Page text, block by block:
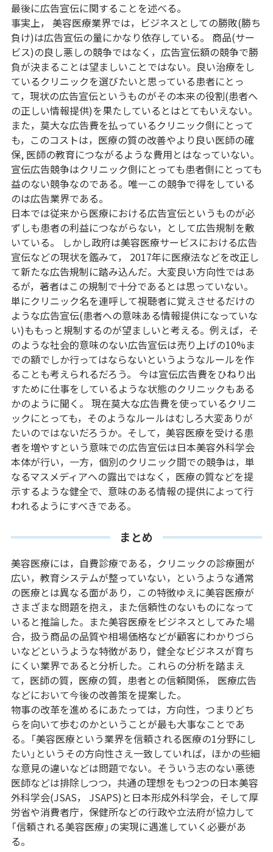
最後に広告宣伝に関することを述べる。
事実上， 美容医療業界では，ビジネスとしての勝敗(勝ち
負け)は広告宣伝の量にかなり依存している。 商品(サー
ビス)の良し悪しの競争ではなく，広告宣伝額の競争で勝
負が決まることは望ましいことではない。良い治療をし
ているクリニックを選びたいと思っている患者にとっ
て，現状の広告宣伝というものがその本来の役割(患者へ
の正しい情報提供)を果たしているとはとてもいえない。
また，莫大な広告費を払っているクリニック側にとって
も，このコストは，医療の質の改善やより良い医師の確
保, 医師の教育につながるような費用とはなっていない。
宣伝広告競争はクリニック側にとっても患者側にとっても
益のない競争なのである。唯一この競争で得をしている
のは広告業界である。
日本では従来から医療における広告宣伝というものが必
ずしも患者の利益につながらない，として広告規制を敷
いている。 しかし政府は美容医療サービスにおける広告
宣伝などの現状を鑑みて， 2017年に医療法などを改正し
て新たな広告規制に踏み込んだ。大変良い方向性ではあ
るが，著者はこの規制で十分であるとは思っていない。
単にクリニック名を連呼して視聴者に覚えさせるだけの
ような広告宣伝(患者への意味ある情報提供になっていな
い)ももっと規制するのが望ましいと考える。例えば，そ
のような社会的意味のない広告宣伝は売り上げの10%ま
での額でしか行ってはならないというようなルールを作
ることも考えられるだろう。 今は宣伝広告費をひねり出
すために仕事をしているような状態のクリニックもある
かのように聞く。 現在莫大な広告費を使っているクリニ
ックにとっても，そのようなルールはむしろ大変ありが
たいのではないだろうか。そして，美容医療を受ける患
者を増やすという意味での広告宣伝は日本美容外科学会
本体が行い，一方，個別のクリニック間での競争は，単
なるマスメディアへの露出ではなく，医療の質などを提
示するような健全で、意味のある情報の提供によって行
われるようにすべきである。
まとめ
美容医療には，自費診療である，クリニックの診療圏が
広い，教育システムが整っていない，というような通常
の医療とは異なる面があり，この特徴ゆえに美容医療が
さまざまな問題を抱え，また信頼性のないものになって
いると推論した。また美容医療をビジネスとしてみた場
合，扱う商品の品質や相場価格などが顧客にわかりづら
いなどというような特徴があり，健全なビジネスが育ち
にくい業界であると分析した。これらの分析を踏まえ
て，医師の質，医療の質，患者との信頼関係， 医療広告
などにおいて今後の改善策を提案した。
物事の改革を進めるにあたっては，方向性，つまりどち
らを向いて歩むのかということが最も大事なことであ
る。「美容医療という業界を信頼される医療の1分野にし
たい」というその方向性さえ一致していれば，ほかの些細
な意見の違いなどは問題でない。そういう志のない悪徳
医師などは排除しつつ，共通の理想をもつ2つの日本美容
外科学会(JSAS， JSAPS)と日本形成外科学会，そして厚
労省や消費者庁，保健所などの行政や立法府が協力して
「信頼される美容医療」の実現に遇進していく必要があ
る。